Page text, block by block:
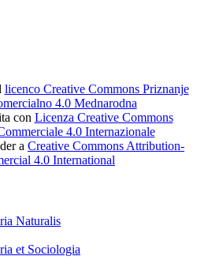
licenco Creative Commons Priznanje
4.0 Mednarodna
con Licenza Creative Commons
4.0 Internazionale
a Creative Commons Attribution-
4.0 International
Naturalis
et Sociologia